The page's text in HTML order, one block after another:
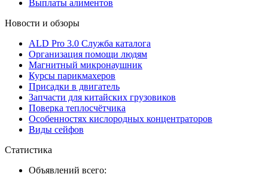
Выплаты алиментов
Новости и обзоры
ALD Pro 3.0 Служба каталога
Организация помощи людям
Магнитный микронаушник
Курсы парикмахеров
Присадки в двигатель
Запчасти для китайских грузовиков
Поверка теплосчётчика
Особенностях кислородных концентраторов
Виды сейфов
Статистика
Объявлений всего: